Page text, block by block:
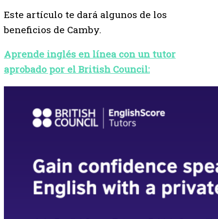
Este artículo te dará algunos de los
beneficios de Camby.
Aprende inglés en línea con un tutor
aprobado por el British Council: